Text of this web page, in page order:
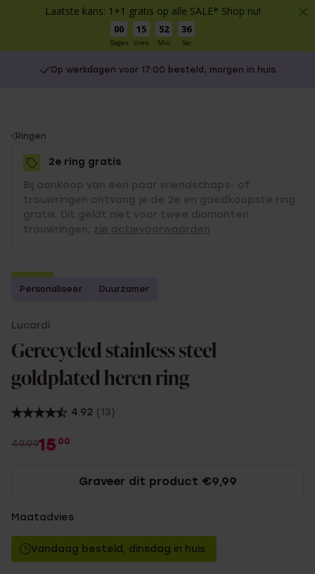
Laatste kans: 1+1 gratis op alle SALE* Shop nu!
00
Dagen
15
Uren
52
Min
36
Sec
Op werkdagen voor 17:00 besteld, morgen in huis
You
are
here:
Ringen
2e ring gratis
Bij aankoop van een paar vriendschaps- of
trouwringen ontvang je de 2e en goedkoopste ring
gratis. Dit geldt niet voor twee diamanten
trouwringen, zie actievoorwaarden
-70%
Personaliseer Duurzamer
Lucardi
Gerecycled stainless steel
goldplated heren ring
4.92 (13)
49.9915 00
Graveer dit product €9,99
Maatadvies
Vandaag besteld, dinsdag in huis